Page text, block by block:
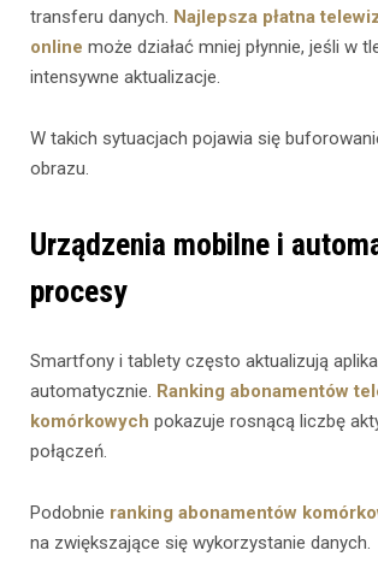
transferu danych. Najlepsza płatna
online może działać mniej płynnie, jeśli w
intensywne aktualizacje.
W takich sytuacjach pojawia się
obrazu.
Urządzenia mobilne i
procesy
Smartfony i tablety często aktualizują
automatycznie. Ranking abonamentów
komórkowych pokazuje rosnącą liczbę
połączeń.
Podobnie ranking abonamentów
na zwiększające się wykorzystanie danych.